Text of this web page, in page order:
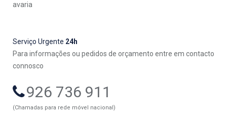
avaria
Serviço Urgente 24h
Para informações ou pedidos de orçamento entre em contacto
connosco
926 736 911
(Chamadas para rede móvel nacional)